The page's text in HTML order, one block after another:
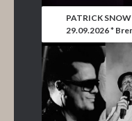
PATRICK
29.09.2026 *